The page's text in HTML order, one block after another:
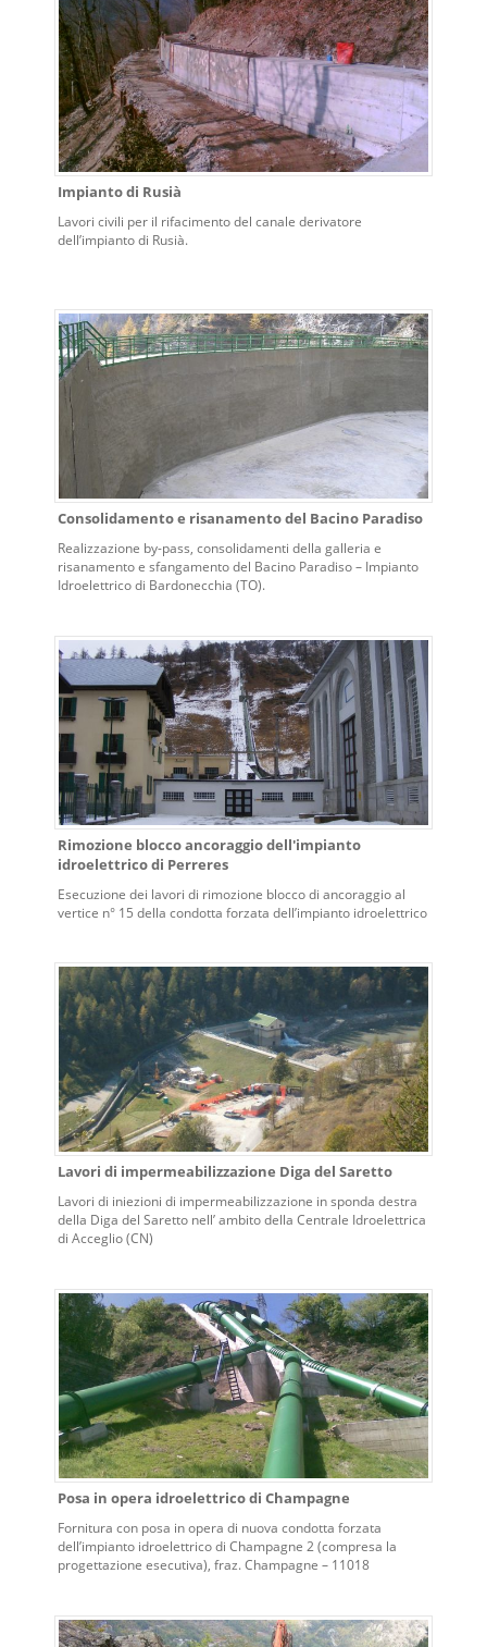
Impianto di Rusià
Lavori civili per il rifacimento del canale derivatore
dell’impianto di Rusià.
Consolidamento e risanamento del Bacino Paradiso
Realizzazione by-pass, consolidamenti della galleria e
risanamento e sfangamento del Bacino Paradiso – Impianto
Idroelettrico di Bardonecchia (TO).
Rimozione blocco ancoraggio dell'impianto
idroelettrico di Perreres
Esecuzione dei lavori di rimozione blocco di ancoraggio al
vertice n° 15 della condotta forzata dell’impianto idroelettrico
Lavori di impermeabilizzazione Diga del Saretto
Lavori di iniezioni di impermeabilizzazione in sponda destra
della Diga del Saretto nell’ ambito della Centrale Idroelettrica
di Acceglio (CN)
Posa in opera idroelettrico di Champagne
Fornitura con posa in opera di nuova condotta forzata
dell’impianto idroelettrico di Champagne 2 (compresa la
progettazione esecutiva), fraz. Champagne – 11018